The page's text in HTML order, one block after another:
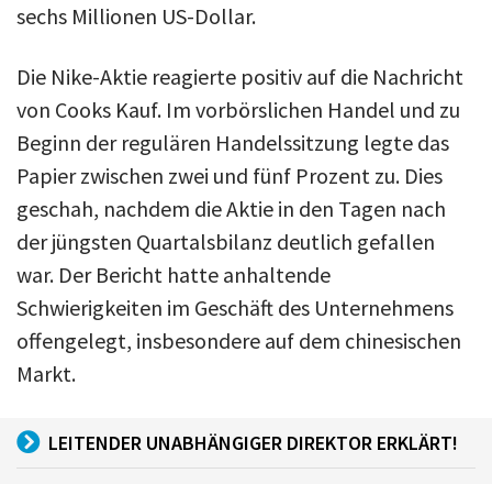
sechs Millionen US-Dollar.
Die Nike-Aktie reagierte positiv auf die Nachricht
von Cooks Kauf. Im vorbörslichen Handel und zu
Beginn der regulären Handelssitzung legte das
Papier zwischen zwei und fünf Prozent zu. Dies
geschah, nachdem die Aktie in den Tagen nach
der jüngsten Quartalsbilanz deutlich gefallen
war. Der Bericht hatte anhaltende
Schwierigkeiten im Geschäft des Unternehmens
offengelegt, insbesondere auf dem chinesischen
Markt.
LEITENDER UNABHÄNGIGER DIREKTOR ERKLÄRT!